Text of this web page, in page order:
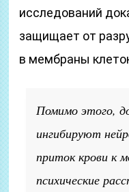
исследований
защищает от
в мембраны
Помимо этого,
ингибируют
приток крови к
психические